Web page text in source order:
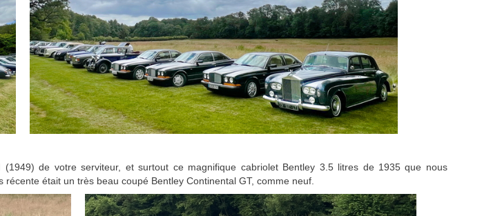
de votre serviteur, et surtout ce magnifique cabriolet Bentley 3.5 litres de 1935 que nous
était un très beau coupé Bentley Continental GT, comme neuf.